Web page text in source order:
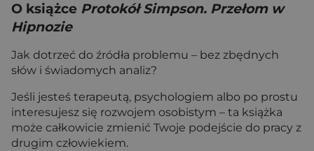
O książce Protokół Simpson. Przełom w
Hipnozie
Jak dotrzeć do źródła problemu – bez zbędnych
słów i świadomych analiz?
Jeśli jesteś terapeutą, psychologiem albo po prostu
interesujesz się rozwojem osobistym – ta książka
może całkowicie zmienić Twoje podejście do pracy z
drugim człowiekiem.